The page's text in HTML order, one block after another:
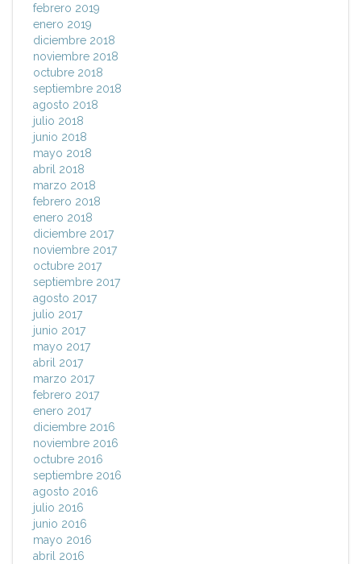
febrero 2019
enero 2019
diciembre 2018
noviembre 2018
octubre 2018
septiembre 2018
agosto 2018
julio 2018
junio 2018
mayo 2018
abril 2018
marzo 2018
febrero 2018
enero 2018
diciembre 2017
noviembre 2017
octubre 2017
septiembre 2017
agosto 2017
julio 2017
junio 2017
mayo 2017
abril 2017
marzo 2017
febrero 2017
enero 2017
diciembre 2016
noviembre 2016
octubre 2016
septiembre 2016
agosto 2016
julio 2016
junio 2016
mayo 2016
abril 2016